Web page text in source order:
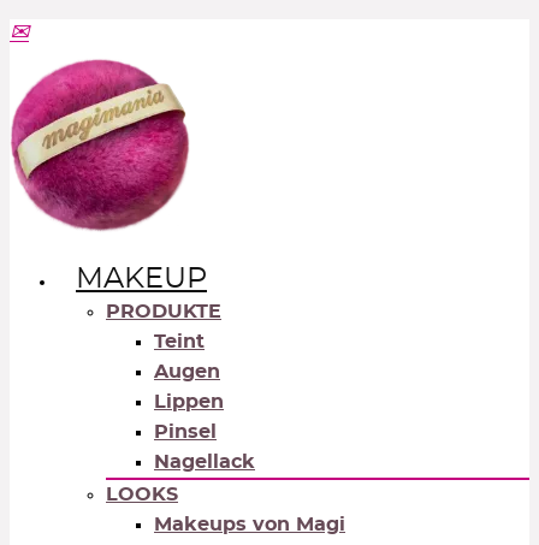
MAKEUP
PRODUKTE
Teint
Augen
Lippen
Pinsel
Nagellack
LOOKS
Makeups von Magi